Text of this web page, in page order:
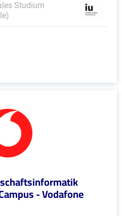
Studium
- Vodafone